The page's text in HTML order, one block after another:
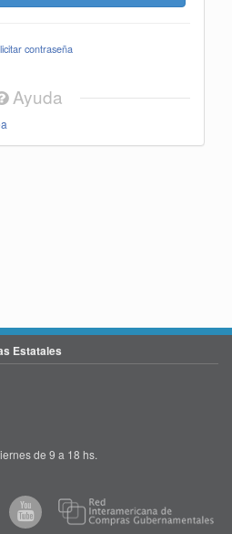
contraseña
Ayuda
Estatales
de 9 a 18 hs.
ACCE